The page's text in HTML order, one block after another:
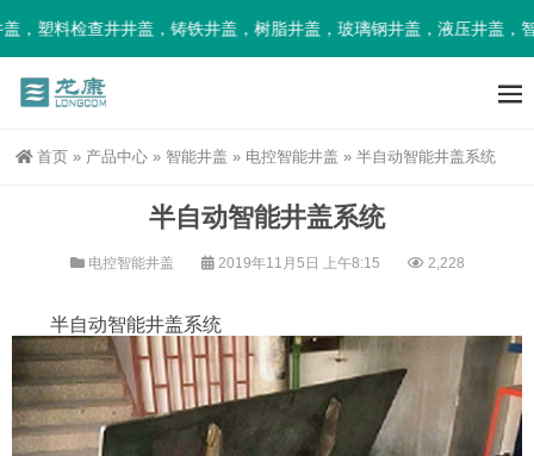
料检查井井盖，铸铁井盖，树脂井盖，玻璃钢井盖，液压井盖，智能
首页 » 产品中心 » 智能井盖 » 电控智能井盖 » 半自动智能井盖系统
半自动智能井盖系统
电控智能井盖 2019年11月5日 上午8:15 2,228
半自动智能井盖系统